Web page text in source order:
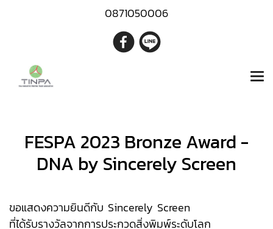
0871050006
FESPA 2023 Bronze Award -
DNA by Sincerely Screen
ขอแสดงความยินดีกับ Sincerely Screen
ที่ได้รับรางวัลจากการประกวดสิ่งพิมพ์ระดับโลก